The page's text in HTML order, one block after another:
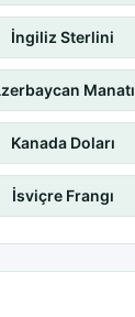
İngiliz Sterlini
Manatı
Kanada Doları
İsviçre Frangı